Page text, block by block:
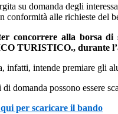
su domanda degli
conformità alle richieste del
concorrere alla borsa di
TURISTICO., durante
infatti, intende premiare gli
domanda possono essere
per scaricare il bando